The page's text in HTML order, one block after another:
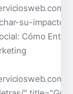
su-impacto-
Cómo